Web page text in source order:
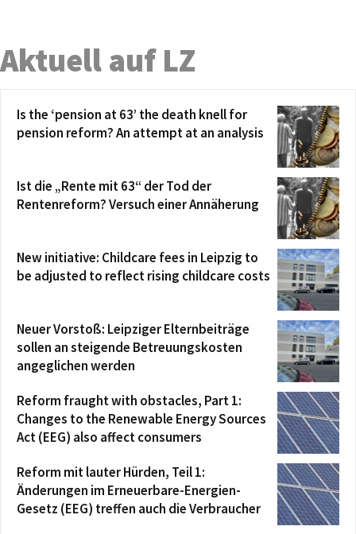
Aktuell auf LZ
Is the ‘pension at 63’ the death knell for
pension reform? An attempt at an analysis
Ist die „Rente mit 63“ der Tod der
Rentenreform? Versuch einer Annäherung
New initiative: Childcare fees in Leipzig to
be adjusted to reflect rising childcare costs
Neuer Vorstoß: Leipziger Elternbeiträge
sollen an steigende Betreuungskosten
angeglichen werden
Reform fraught with obstacles, Part 1:
Changes to the Renewable Energy Sources
Act (EEG) also affect consumers
Reform mit lauter Hürden, Teil 1:
Änderungen im Erneuerbare-Energien-
Gesetz (EEG) treffen auch die Verbraucher